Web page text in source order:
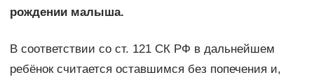
рождении малыша.
В соответствии со ст. 121 СК РФ в дальнейшем
ребёнок считается оставшимся без попечения и,